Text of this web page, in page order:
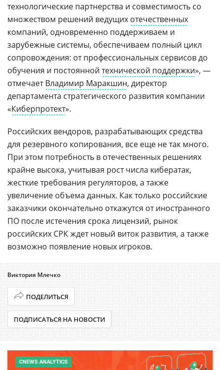
технологические партнерства и совместимость со
множеством решений ведущих отечественных
компаний, одновременно поддерживаем и
зарубежные системы, обеспечиваем полный цикл
сопровождения: от профессиональных сервисов до
обучения и постоянной технической поддержки», —
отмечаетВладимир Маракшин, директор
департамента стратегического развития компании
«Киберпротект».
Российских вендоров, разрабатывающих средства
для резервного копирования, все еще не так много.
При этом потребность в отечественных решениях
крайне высока, учитывая рост числа кибератак,
жесткие требования регуляторов, а также
увеличение объема данных. Как только российские
заказчики окончательно откажутся от иностранного
ПО после истечения срока лицензий, рынок
российских СРК ждет новый виток развития, а также
возможно появление новых игроков.
Виктория Млечко
ПОДЕЛИТЬСЯ
ПОДПИСАТЬСЯ НА НОВОСТИ
CNEWS ANALYTICS